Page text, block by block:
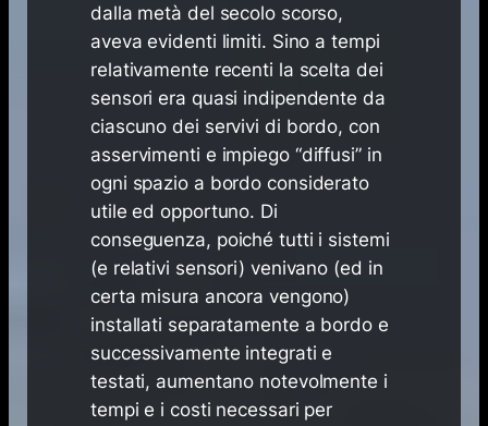
dalla metà del secolo scorso,
aveva evidenti limiti. Sino a tempi
relativamente recenti la scelta dei
sensori era quasi indipendente da
ciascuno dei servivi di bordo, con
asservimenti e impiego “diffusi” in
ogni spazio a bordo considerato
utile ed opportuno. Di
conseguenza, poiché tutti i sistemi
(e relativi sensori) venivano (ed in
certa misura ancora vengono)
installati separatamente a bordo e
successivamente integrati e
testati, aumentano notevolmente i
tempi e i costi necessari per